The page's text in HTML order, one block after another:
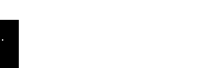
"Subrayado"